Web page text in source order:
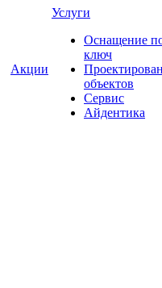
Акции
Услуги
Оснащение
ключ
объектов
Сервис
Айдентика